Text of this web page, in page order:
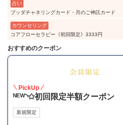
占い
ブッダチャネリングカード・月のご神託カード
カウンセリング
コアフローセラピー《初回限定》3333円
おすすめのクーポン
PickUp
ᴺᴱᵂ◝✩初回限定半額クーポン
新規限定